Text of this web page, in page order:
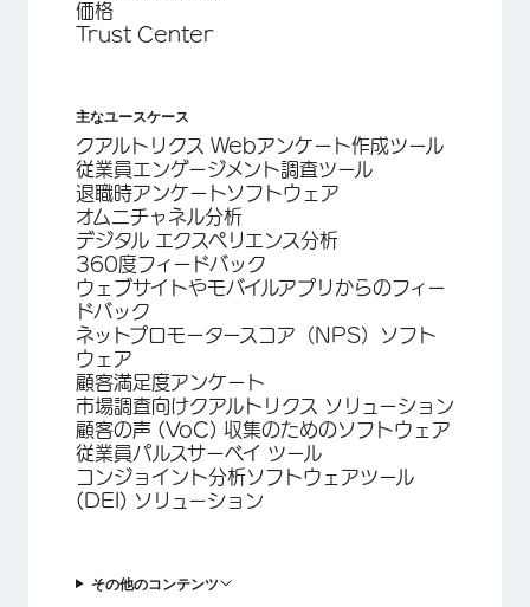
価格
Trust Center
主なユースケース
クアルトリクス Webアンケート作成ツール
従業員エンゲージメント調査ツール
退職時アンケートソフトウェア
オムニチャネル分析
デジタル エクスペリエンス分析
360度フィードバック
ウェブサイトやモバイルアプリからのフィー
ドバック
ネットプロモータースコア（NPS）ソフト
ウェア
顧客満足度アンケート
市場調査向けクアルトリクス ソリューション
顧客の声 (VoC) 収集のためのソフトウェア
従業員パルスサーベイ ツール
コンジョイント分析ソフトウェアツール
(DEI) ソリューション
その他のコンテンツ